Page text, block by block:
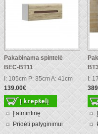
Pakabinama spintelė
BEC-BT11
I: 105cm P: 35cm A: 41cm
139.00€
Į atmintinę
Pridėti palyginimui
I: